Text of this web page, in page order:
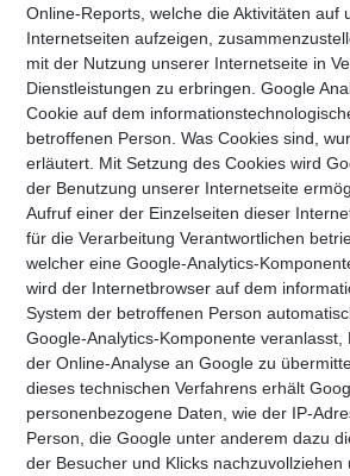
Online-Reports, welche die Aktivitäten auf
Internetseiten aufzeigen,
mit der Nutzung unserer Internetseite in
Dienstleistungen zu erbringen. Google
Cookie auf dem
betroffenen Person. Was Cookies sind,
erläutert. Mit Setzung des Cookies wird
der Benutzung unserer Internetseite
Aufruf einer der Einzelseiten dieser
für die Verarbeitung Verantwortlichen
welcher eine Google-Analytics-
wird der Internetbrowser auf dem
System der betroffenen Person
Google-Analytics-Komponente veranlasst,
der Online-Analyse an Google zu
dieses technischen Verfahrens erhält
personenbezogene Daten, wie der IP-
Person, die Google unter anderem dazu
der Besucher und Klicks